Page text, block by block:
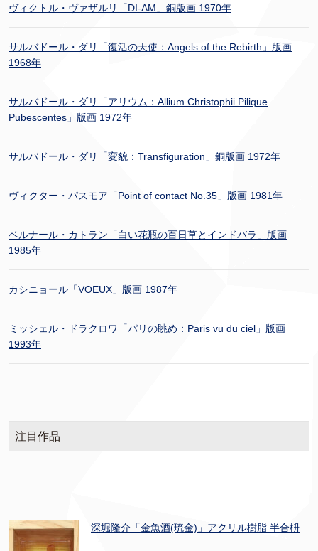
ヴィクトル・ヴァザルリ「DI-AM」銅版画 1970年
サルバドール・ダリ「復活の天使：Angels of the Rebirth」版画
1968年
サルバドール・ダリ「アリウム：Allium Christophii Pilique
Pubescentes」版画 1972年
サルバドール・ダリ「変貌：Transfiguration」銅版画 1972年
ヴィクター・パスモア「Point of contact No.35」版画 1981年
ベルナール・カトラン「白い花瓶の百日草とインドバラ」版画
1985年
カシニョール「VOEUX」版画 1987年
ミッシェル・ドラクロワ「パリの眺め：Paris vu du ciel」版画
1993年
注目作品
深堀隆介「金魚酒(琉金)」アクリル樹脂 半合枡